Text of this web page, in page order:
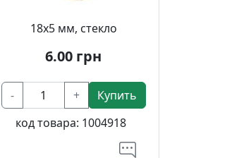
18х5 мм, стекло
6.00 грн
- +
Купить
код товара: 1004918